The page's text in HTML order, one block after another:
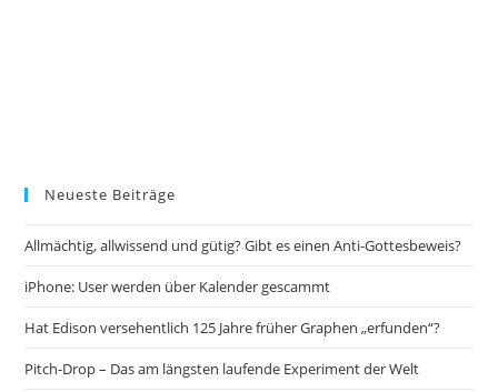
Neueste Beiträge
Allmächtig, allwissend und gütig? Gibt es einen Anti-Gottesbeweis?
iPhone: User werden über Kalender gescammt
Hat Edison versehentlich 125 Jahre früher Graphen „erfunden“?
Pitch-Drop – Das am längsten laufende Experiment der Welt